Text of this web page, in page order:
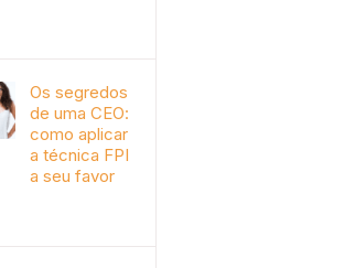
Os segredos
de uma CEO:
como aplicar
a técnica FPI
a seu favor